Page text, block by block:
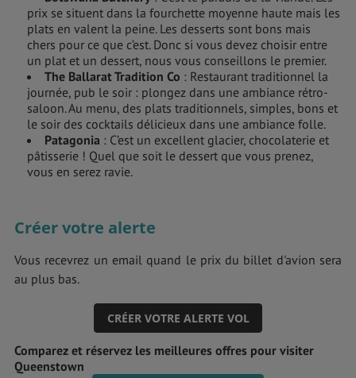
prix se situent dans la fourchette moyenne haute mais les
plats en valent la peine. Les desserts sont bons mais
chers pour ce que c’est. Donc si vous devez choisir entre
un plat et un dessert, nous vous conseillons le premier.
The Ballarat Tradition Co : Restaurant traditionnel la
journée, pub le soir : plongez dans une ambiance rétro-
saloon. Au menu, des plats traditionnels, simples, bons et
le soir des cocktails délicieux dans une ambiance folle.
Patagonia : C’est un excellent glacier, chocolaterie et
pâtisserie ! Quel que soit le dessert que vous prenez,
vous en serez ravie.
Créer votre alerte
Vous recevrez un email quand le prix du billet d'avion sera
au plus bas.
CRÉER VOTRE ALERTE VOL
Comparez et réservez les meilleures offres pour visiter
Queenstown